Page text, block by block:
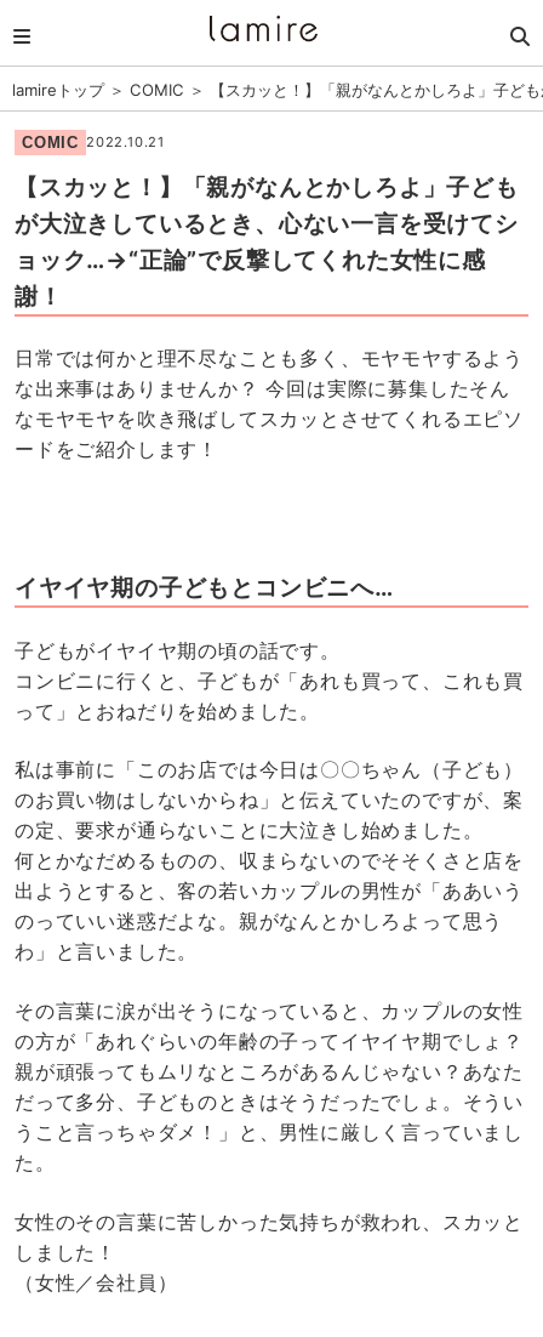
lamireトップ＞ COMIC ＞ 【スカッと！】「親がなんとかしろよ」子
COMIC 2022.10.21
【スカッと！】「親がなんとかしろよ」子ども
が大泣きしているとき、心ない一言を受けてシ
ョック…→“正論”で反撃してくれた女性に感
謝！
日常では何かと理不尽なことも多く、モヤモヤするよう
な出来事はありませんか？ 今回は実際に募集したそん
なモヤモヤを吹き飛ばしてスカッとさせてくれるエピソ
ードをご紹介します！
イヤイヤ期の子どもとコンビニへ…
子どもがイヤイヤ期の頃の話です。
コンビニに行くと、子どもが「あれも買って、これも買
って」とおねだりを始めました。
私は事前に「このお店では今日は〇〇ちゃん（子ども）
のお買い物はしないからね」と伝えていたのですが、案
の定、要求が通らないことに大泣きし始めました。
何とかなだめるものの、収まらないのでそそくさと店を
出ようとすると、客の若いカップルの男性が「ああいう
のっていい迷惑だよな。親がなんとかしろよって思う
わ」と言いました。
その言葉に涙が出そうになっていると、カップルの女性
の方が「あれぐらいの年齢の子ってイヤイヤ期でしょ？
親が頑張ってもムリなところがあるんじゃない？あなた
だって多分、子どものときはそうだったでしょ。そうい
うこと言っちゃダメ！」と、男性に厳しく言っていまし
た。
女性のその言葉に苦しかった気持ちが救われ、スカッと
しました！
（女性／会社員）